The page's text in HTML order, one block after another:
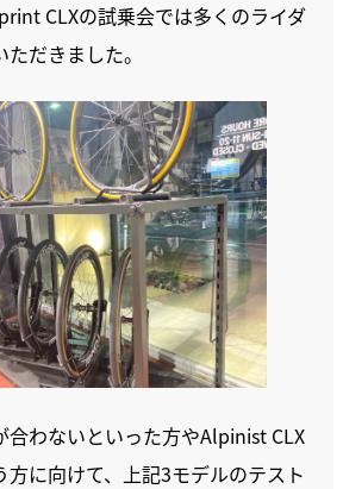
CLXの試乗会では多くのライダ
だきました。
合わないといった方やAlpinist CLX
に向けて、上記3モデルのテスト